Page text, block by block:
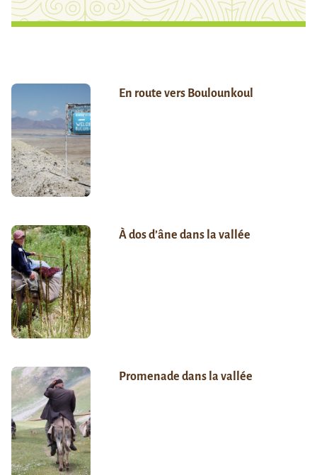
En route vers Boulounkoul
À dos d’âne dans la vallée
Promenade dans la vallée